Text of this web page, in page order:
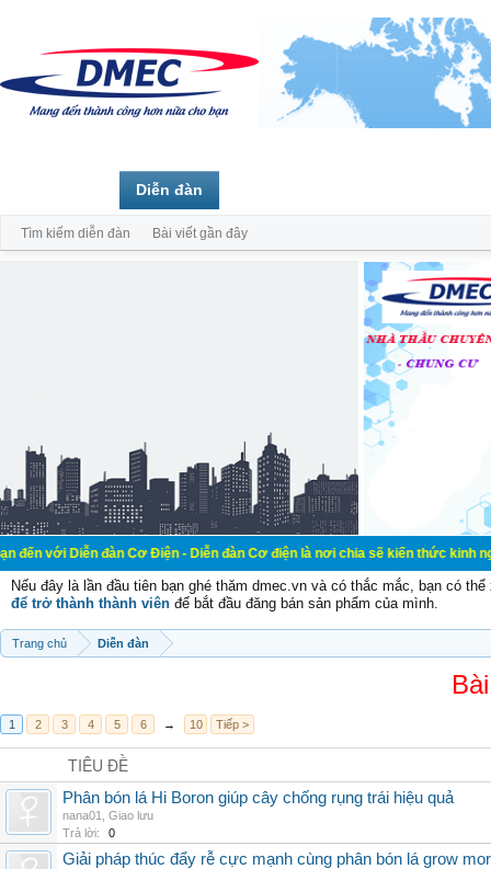
đàn Cơ Điện - Diễn đàn Cơ điện là nơi chia sẽ kiến thức kinh nghiệm
Nếu đây là lần đầu tiên bạn ghé thăm dmec.vn và có thắc mắc, bạn có
để trở thành thành viên để bắt đầu đăng bán sản phẩm của mình.
Trang chủ Diễn đàn
1 2 3 4 5 6 → 10 Tiếp >
TIÊU ĐỀ
Phân bón lá Hi Boron giúp cây chống rụng trái hiệu quả
nana01
Giao lưu
Trả lời:
0
Giải pháp thúc đẩy rễ cực mạnh cùng phân bón lá grow
Diễn đàn
Tìm kiếm diễn đàn Bài viết gần đây